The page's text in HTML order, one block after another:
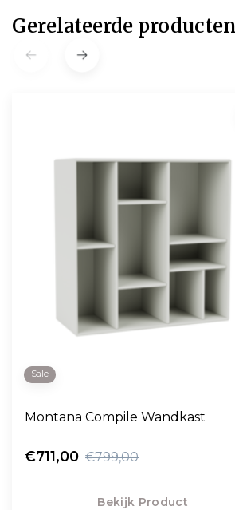
Gerelateerde producten
Sale
Montana Compile Wandkast
€711,00 €799,00
Bekijk Product